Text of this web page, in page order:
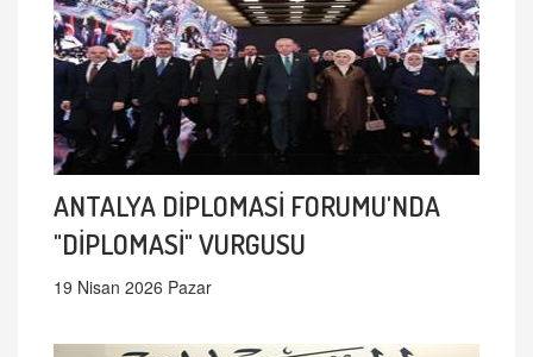
ANTALYA DİPLOMASİ FORUMU'NDA
"DİPLOMASİ" VURGUSU
19 Nisan 2026 Pazar